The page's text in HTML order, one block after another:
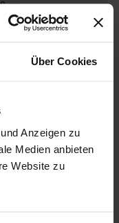
Über Cookies
Anzeigen zu
Medien anbieten
Website zu
cm
cm
m³